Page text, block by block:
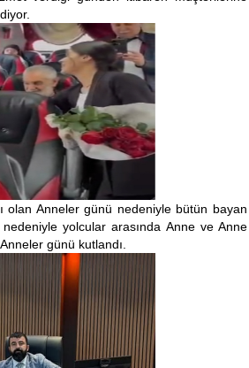
olan Anneler günü nedeniyle bütün bayan
yolcular arasında Anne ve Anne
günü kutlandı.